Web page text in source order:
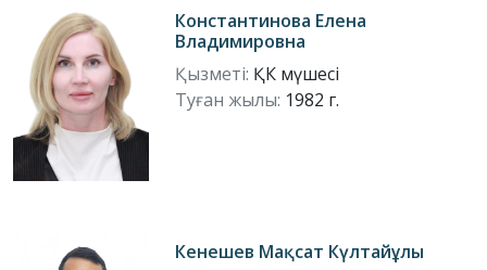
Константинова Елена
Владимировна
Қызметі: ҚК мүшесі
Туған жылы: 1982 г.
Кенешев Мақсат Күлтайұлы